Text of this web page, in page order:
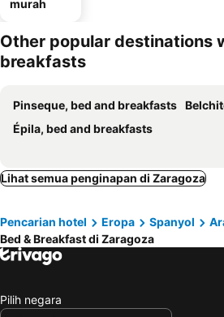
murah
Other popular destinations
breakfasts
Pinseque, bed and breakfasts
Épila, bed and breakfasts
Lihat semua penginapan di Zaragoza
Pencarian hotel Eropa Spanyol
Bed & Breakfast di Zaragoza
Pilih negara